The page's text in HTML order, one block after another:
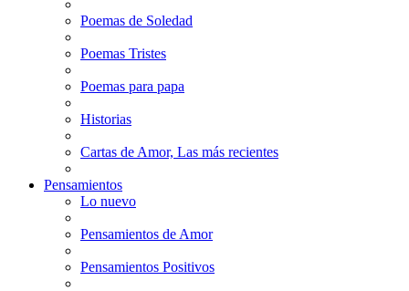
Poemas de Soledad
Poemas Tristes
Poemas para papa
Historias
Cartas de Amor, Las más recientes
Pensamientos
Lo nuevo
Pensamientos de Amor
Pensamientos Positivos